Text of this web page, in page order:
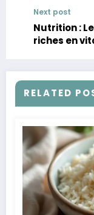
Next post
Nutrition :
riches en
RELATED